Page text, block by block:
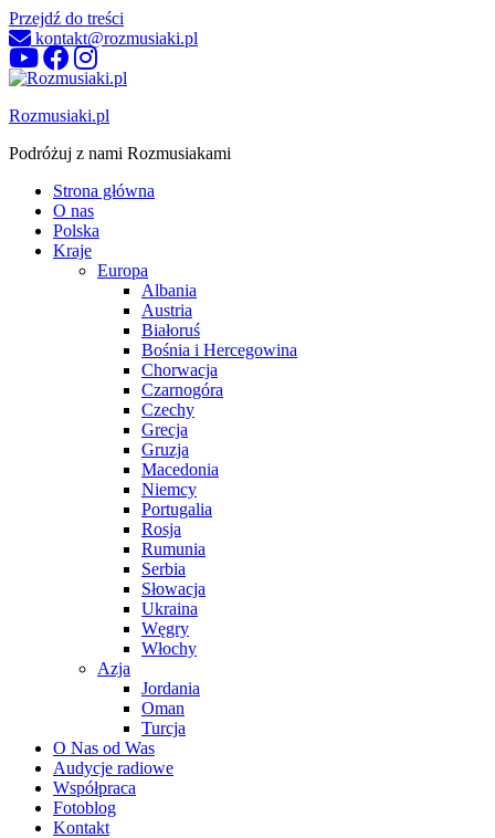
Przejdź do treści
kontakt@rozmusiaki.pl
Rozmusiaki.pl
Podróżuj z nami Rozmusiakami
Strona główna
O nas
Polska
Kraje
Europa
Albania
Austria
Białoruś
Bośnia i Hercegowina
Chorwacja
Czarnogóra
Czechy
Grecja
Gruzja
Macedonia
Niemcy
Portugalia
Rosja
Rumunia
Serbia
Słowacja
Ukraina
Węgry
Włochy
Azja
Jordania
Oman
Turcja
O Nas od Was
Audycje radiowe
Współpraca
Fotoblog
Kontakt